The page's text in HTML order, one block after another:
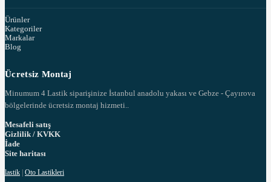
Ürünler
Kategoriler
Markalar
Blog
Ücretsiz Montaj
Minumum 4 Lastik siparişinize İstanbul anadolu yakası ve Gebze - Çayırova
bölgelerinde ücretsiz montaj hizmeti..
Mesafeli satış
Gizlilik / KVKK
İade
Site haritası
lastik | Oto Lastikleri